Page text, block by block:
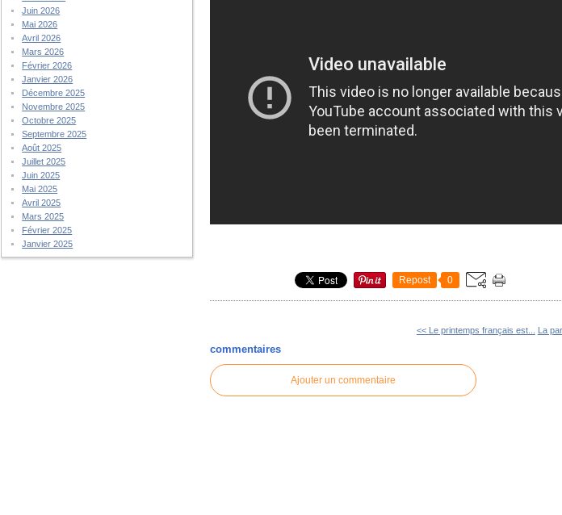
Juin 2026
Mai 2026
Avril 2026
Mars 2026
Février 2026
Janvier 2026
Décembre 2025
Novembre 2025
Octobre 2025
Septembre 2025
Août 2025
Juillet 2025
Juin 2025
Mai 2025
Avril 2025
Mars 2025
Février 2025
Janvier 2025
Repost 0
<< Le printemps français est... La
commentaires
Ajouter un commentaire